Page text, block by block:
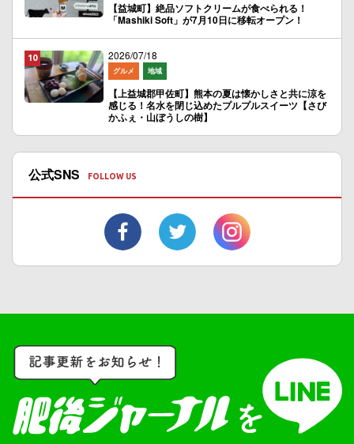
【益城町】絶品ソフトクリームが食べられる！
「Mashiki Soft」が7月10日に移転オープン！
2026/07/18
グルメ 地域
【上益城郡甲佐町】熊本の夏は懐かしさと共に涼を
感じる！名水を閉じ込めたプルプルスイーツ【さび
かふぇ・山ぼうしの樹】
公式SNS